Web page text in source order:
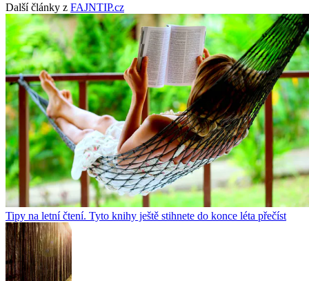
Další články z FAJNTIP.cz
Tipy na letní čtení. Tyto knihy ještě stihnete do konce léta přečíst